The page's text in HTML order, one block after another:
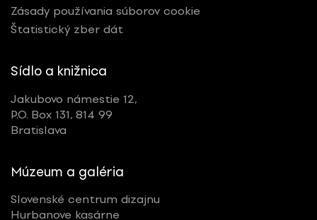
Zásady používania súborov cookie
Štatistický zber dát
Sídlo a knižnica
Jakubovo námestie 12,
P.O. Box 131, 814 99
Bratislava
Múzeum a galéria
Slovenské centrum dizajnu
Hurbanove kasárne